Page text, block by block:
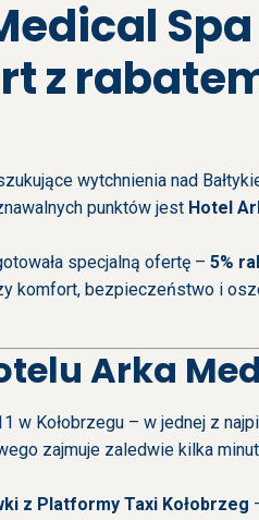
z
wytchnienia nad
punktów jest Hotel
specjalną ofertę – 5%
komfort, bezpieczeństwo i
Arka
w Kołobrzegu – w jednej z
zajmuje zaledwie kilka
z Platformy Taxi Kołobrzeg